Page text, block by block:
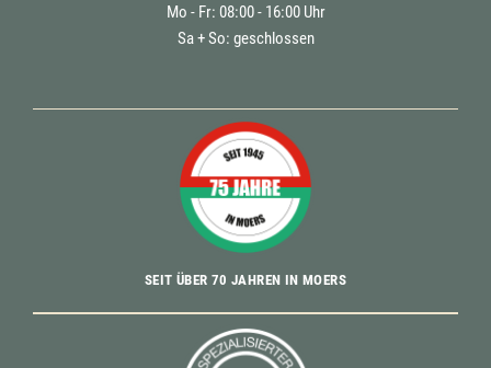
Mo - Fr: 08:00 - 16:00 Uhr
Sa + So: geschlossen
SEIT ÜBER 70 JAHREN IN MOERS